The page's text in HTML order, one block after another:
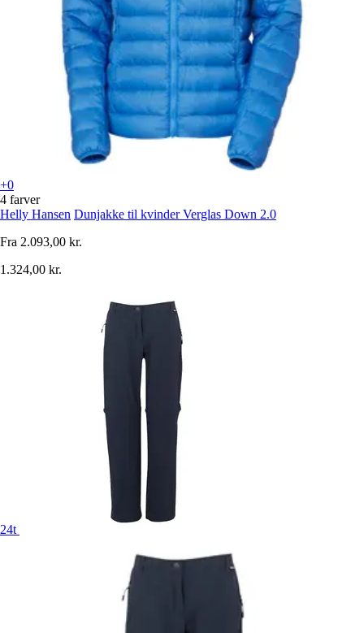
+0
4 farver
Helly Hansen Dunjakke til kvinder Verglas Down 2.0
Fra 2.093,00 kr.
1.324,00 kr.
24t